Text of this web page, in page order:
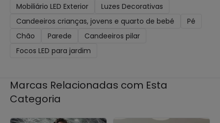
Mobiliário LED Exterior
Luzes Decorativas
Candeeiros crianças, jovens e quarto de bebé
Pé
Chão
Parede
Candeeiros pilar
Focos LED para jardim
Marcas Relacionadas com Esta
Categoria